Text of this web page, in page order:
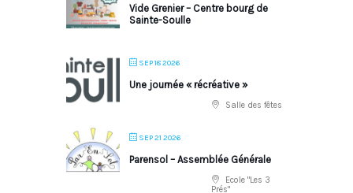
Vide Grenier – Centre bourg de
Sainte-Soulle
SEP 18 2026
Une journée « récréative »
Salle des fêtes
SEP 21 2026
Parensol – Assemblée Générale
Ecole "Les 3
Prés"